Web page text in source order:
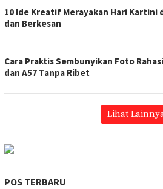
10 Ide Kreatif Merayakan Hari Kartini
dan Berkesan
Cara Praktis Sembunyikan Foto
dan A57 Tanpa Ribet
Lihat
POS TERBARU